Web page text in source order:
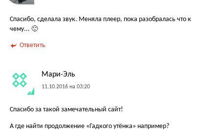
Спасибо, сделала звук. Меняла плеер, пока разобралась что к
чему... 🙂
Ответить
Мари-Эль
11.10.2016 на 03:20
Спасибо за такой замечательный сайт!
А где найти продолжение «Гадкого утёнка» например?